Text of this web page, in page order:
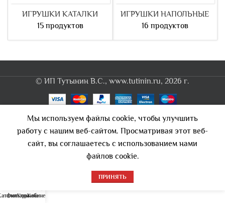
ИГРУШКИ КАТАЛКИ
15 продуктов
ИГРУШКИ НАПОЛЬНЫЕ
16 продуктов
© ИП Тутынин В.С., www.tutinin.ru, 2026 г.
Мы используем файлы cookie, чтобы улучшить
работу с нашим веб-сайтом. Просматривая этот веб-
сайт, вы соглашаетесь с использованием нами
файлов cookie.
ПРИНЯТЬ
Фильтры
Корзина
Кабинет